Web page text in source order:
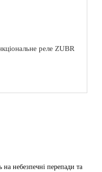
на небезпечні перепади та
реле ZUBR